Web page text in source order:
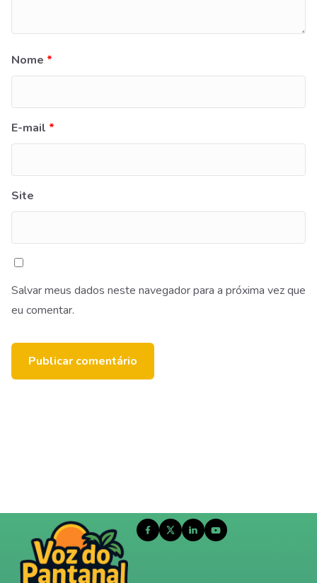
Nome *
E-mail *
Site
Salvar meus dados neste navegador para a próxima vez que
eu comentar.